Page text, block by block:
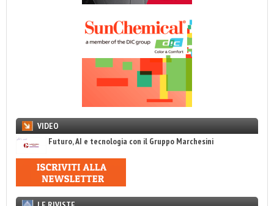
VIDEO
Futuro, AI e tecnologia con il Gruppo Marchesini